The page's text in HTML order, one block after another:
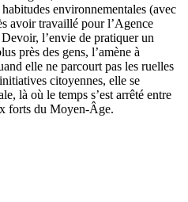
environnementales (avec
avoir travaillé pour l’Agence
l’envie de pratiquer un
près des gens, l’amène à
elle ne parcourt pas les ruelles
citoyennes, elle se
là où le temps s’est arrêté entre
forts du Moyen-Âge.